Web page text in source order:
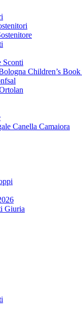
Sconti
Children’s Book
Canella Camaiora
Giuria